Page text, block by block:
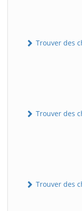
Trouver des
Trouver des
Trouver des